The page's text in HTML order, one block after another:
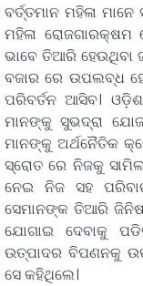
ବର୍ତ୍ତମାନ ମହିଳା
ମହିଳା ରୋଜଗାରକ୍ଷମ
ଭାବେ ତିଆରି ହେଉଥିବା
ବଜାର ରେ ଉପଲବ୍ଧ
ପରିବର୍ତନ ଆସିବ।
ମାନଙ୍କୁ ସୁଭଦ୍ରା
ମାନଙ୍କୁ ଅର୍ଥନୈତିକ
ସ୍ରୋତ ରେ ନିଜକୁ
ନେଇ ନିଜ ସହ
ସେମାନଙ୍କ ତିଆରି
ଯୋଗାଇ ଦେବାକୁ
ଉତ୍ପାଦର ବିପଣନକୁ
ସେ କହିଥିଲେ।